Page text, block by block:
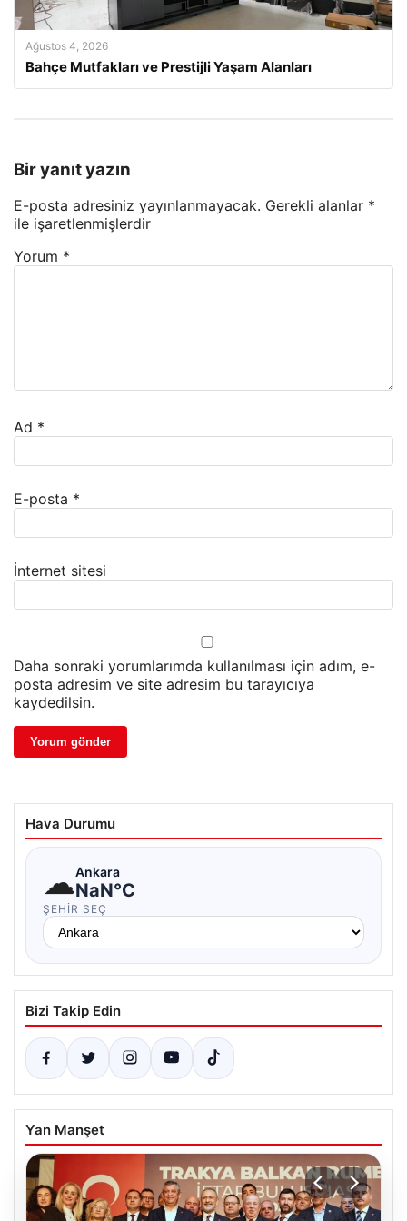
Ağustos 4, 2026
Bahçe Mutfakları ve Prestijli Yaşam Alanları
Bir yanıt yazın
E-posta adresiniz yayınlanmayacak. Gerekli alanlar *
ile işaretlenmişlerdir
Yorum *
Ad *
E-posta *
İnternet sitesi
Daha sonraki yorumlarımda kullanılması için adım, e-
posta adresim ve site adresim bu tarayıcıya
kaydedilsin.
Hava Durumu
☁Ankara
NaN°C
ŞEHIR SEÇ
Bizi Takip Edin
Yan Manşet